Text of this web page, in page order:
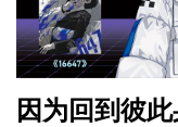
因为回到彼